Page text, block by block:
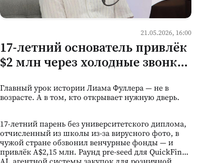
21.05.2026, 16:00
17-летний основатель привлёк
$2 млн через холодные звонки
культуры наставничества в
Молдове
Главный урок истории Лиама Фуллера — не в
возрасте. А в том, кто открывает нужную дверь.
17-летний парень без университетского диплома,
отчисленный из школы из-за вирусного фото, в
чужой стране обзвонил венчурные фонды — и
привлёк A$2,15 млн. Раунд pre-seed для QuickFind